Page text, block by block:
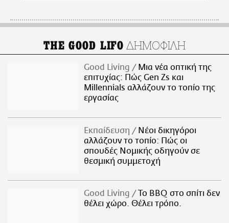
THE GOOD LIFO ΔΗΜΟΦΙΛΗ
Good Living
Μια νέα οπτική της
επιτυχίας: Πώς Gen Zs και
Millennials αλλάζουν το τοπίο της
εργασίας
Εκπαίδευση
Νέοι δικηγόροι
αλλάζουν το τοπίο: Πώς οι
σπουδές Νομικής οδηγούν σε
θεσμική συμμετοχή
Good Living
Το BBQ στο σπίτι δεν
θέλει χώρο. Θέλει τρόπο.